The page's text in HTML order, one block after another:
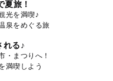
夏旅！
光を満喫♪
泉をめぐる旅
れる♪
・まつりへ！
満喫しよう